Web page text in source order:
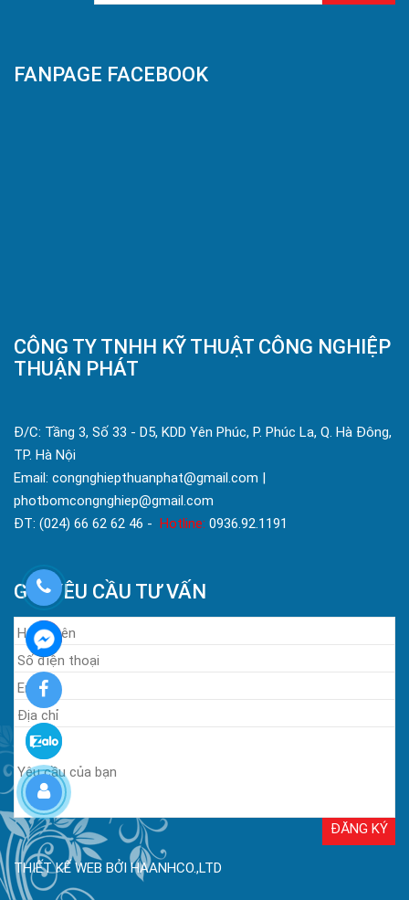
FANPAGE FACEBOOK
CÔNG TY TNHH KỸ THUẬT CÔNG NGHIỆP
THUẬN PHÁT
Đ/C: Tầng 3, Số 33 - D5, KDD Yên Phúc, P. Phúc La, Q. Hà Đông,
TP. Hà Nội
Email: congnghiepthuanphat@gmail.com |
photbomcongnghiep@gmail.com
ĐT: (024) 66 62 62 46 - Hotline: 0936.92.1191
GỬI YÊU CẦU TƯ VẤN
THIẾT KẾ WEB BỞI HAANHCO.,LTD